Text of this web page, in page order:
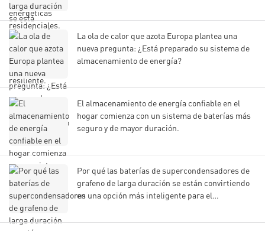
La ola de calor que azota Europa plantea una
nueva pregunta: ¿Está preparado su sistema de
almacenamiento de energía?
El almacenamiento de energía confiable en el
hogar comienza con un sistema de baterías más
seguro y de mayor duración.
Por qué las baterías de supercondensadores de
grafeno de larga duración se están convirtiendo
en una opción más inteligente para el